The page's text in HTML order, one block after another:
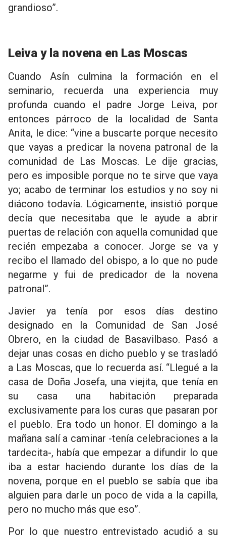
grandioso”.
Leiva y la novena en Las Moscas
Cuando Asín culmina la formación en el
seminario, recuerda una experiencia muy
profunda cuando el padre Jorge Leiva, por
entonces párroco de la localidad de Santa
Anita, le dice: “vine a buscarte porque necesito
que vayas a predicar la novena patronal de la
comunidad de Las Moscas. Le dije gracias,
pero es imposible porque no te sirve que vaya
yo; acabo de terminar los estudios y no soy ni
diácono todavía. Lógicamente, insistió porque
decía que necesitaba que le ayude a abrir
puertas de relación con aquella comunidad que
recién empezaba a conocer. Jorge se va y
recibo el llamado del obispo, a lo que no pude
negarme y fui de predicador de la novena
patronal”.
Javier ya tenía por esos días destino
designado en la Comunidad de San José
Obrero, en la ciudad de Basavilbaso. Pasó a
dejar unas cosas en dicho pueblo y se trasladó
a Las Moscas, que lo recuerda así. “Llegué a la
casa de Doña Josefa, una viejita, que tenía en
su casa una habitación preparada
exclusivamente para los curas que pasaran por
el pueblo. Era todo un honor. El domingo a la
mañana salí a caminar -tenía celebraciones a la
tardecita-, había que empezar a difundir lo que
iba a estar haciendo durante los días de la
novena, porque en el pueblo se sabía que iba
alguien para darle un poco de vida a la capilla,
pero no mucho más que eso”.
Por lo que nuestro entrevistado acudió a su